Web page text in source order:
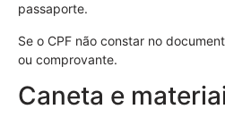
passaporte.
Se o CPF não constar no
ou comprovante.
Caneta e